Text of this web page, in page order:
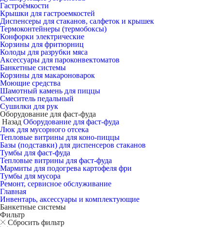
Гастроёмкости
Крышки для гастроемкостей
Диспенсеры для стаканов, салфеток и крышек
Термоконтейнеры (термобоксы)
Конфорки электрические
Корзины для фритюрниц
Колоды для разрубки мяса
Аксессуары для пароконвектоматов
Банкетные системы
Корзины для макароноварок
Моющие средства
Шамотный камень для пиццы
Смеситель педальный
Сушилки для рук
Оборудование для фаст-фуда
Назад Оборудование для фаст-фуда
Люк для мусорного отсека
Тепловые витрины для коно-пиццы
Базы (подставки) для диспенсеров стаканов
Тумбы для фаст-фуда
Тепловые витрины для фаст-фуда
Мармиты для подогрева картофеля фри
Тумбы для мусора
Ремонт, сервисное обслуживание
Главная
Инвентарь, аксессуары и комплектующие
Банкетные системы
Фильтр
Сбросить фильтр